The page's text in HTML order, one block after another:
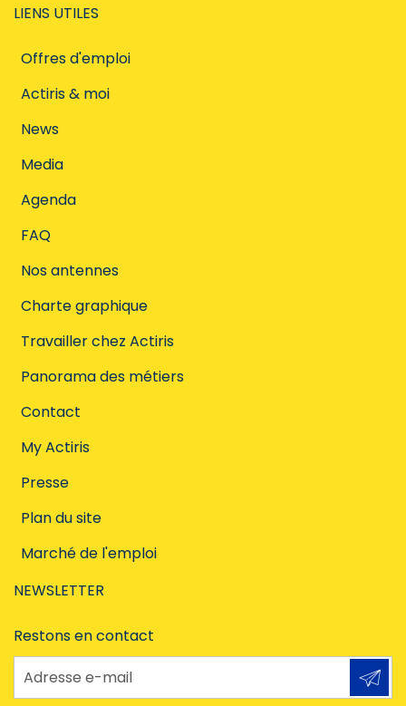
LIENS UTILES
Offres d'emploi
Actiris & moi
News
Media
Agenda
FAQ
Nos antennes
Charte graphique
Travailler chez Actiris
Panorama des métiers
Contact
My Actiris
Presse
Plan du site
Marché de l'emploi
NEWSLETTER
Restons en contact
Adresse e-mail